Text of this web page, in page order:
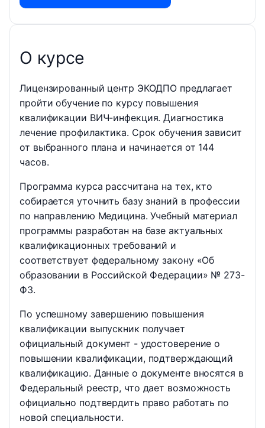
О курсе
Лицензированный центр ЭКОДПО предлагает
пройти обучение по курсу повышения
квалификации ВИЧ-инфекция. Диагностика
лечение профилактика. Срок обучения зависит
от выбранного плана и начинается от 144
часов.
Программа курса рассчитана на тех, кто
собирается уточнить базу знаний в профессии
по направлению Медицина. Учебный материал
программы разработан на базе актуальных
квалификационных требований и
соответствует федеральному закону «Об
образовании в Российской Федерации» № 273-
ФЗ.
По успешному завершению повышения
квалификации выпускник получает
официальный документ - удостоверение о
повышении квалификации, подтверждающий
квалификацию. Данные о документе вносятся в
Федеральный реестр, что дает возможность
официально подтвердить право работать по
новой специальности.